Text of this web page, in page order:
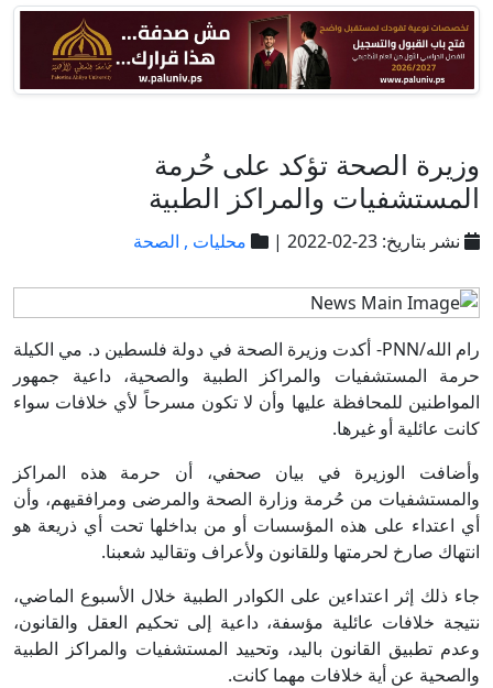
وزيرة الصحة تؤكد على حُرمة
المستشفيات والمراكز الطبية
نشر بتاريخ: 23-02-2022 | محليات , الصحة
رام الله/PNN- أكدت وزيرة الصحة في دولة فلسطين د. مي الكيلة
حرمة المستشفيات والمراكز الطبية والصحية، داعية جمهور
المواطنين للمحافظة عليها وأن لا تكون مسرحاً لأي خلافات سواء
كانت عائلية أو غيرها.
وأضافت الوزيرة في بيان صحفي، أن حرمة هذه المراكز
والمستشفيات من حُرمة وزارة الصحة والمرضى ومرافقيهم، وأن
أي اعتداء على هذه المؤسسات أو من بداخلها تحت أي ذريعة هو
انتهاك صارخ لحرمتها وللقانون ولأعراف وتقاليد شعبنا.
جاء ذلك إثر اعتداءين على الكوادر الطبية خلال الأسبوع الماضي،
نتيجة خلافات عائلية مؤسفة، داعية إلى تحكيم العقل والقانون،
وعدم تطبيق القانون باليد، وتحييد المستشفيات والمراكز الطبية
والصحية عن أية خلافات مهما كانت.